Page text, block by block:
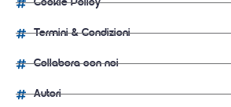
Cookie Policy
Termini & Condizioni
Collabora con noi
Autori